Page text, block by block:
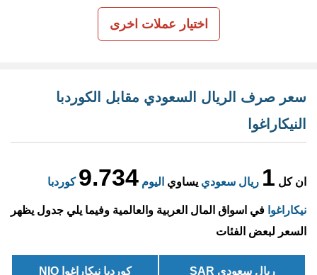
اختيار عملات اخرى
سعر صرف الريال السعودي مقابل الكوردبا
النيكاراغوا
ان كل 1 ريال سعودي يساوي اليوم 9.734 كوردبا
نيكاراغوا في اسواق المال العربية والعالمية وفيما يلي جدول يظهر
السعر لبعض الفئات
ريال سعودي SAR كوردبا نيكاراغوا NIO